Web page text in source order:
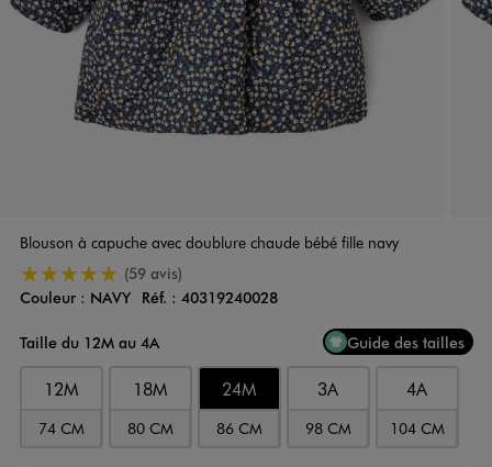
Blouson à capuche avec doublure chaude bébé fille navy
5/5 de moyenne(59 avis)
Couleur
Couleur : NAVY Réf. : 40319240028
Taille du 12M au 4A
Guide des tailles
12M
74 CM
18M
80 CM
24M
86 CM
3A
98 CM
4A
104 CM